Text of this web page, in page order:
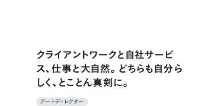
クライアントワークと自社サービ
ス、仕事と大自然。どちらも自分ら
しく、とことん真剣に。
アートディレクター